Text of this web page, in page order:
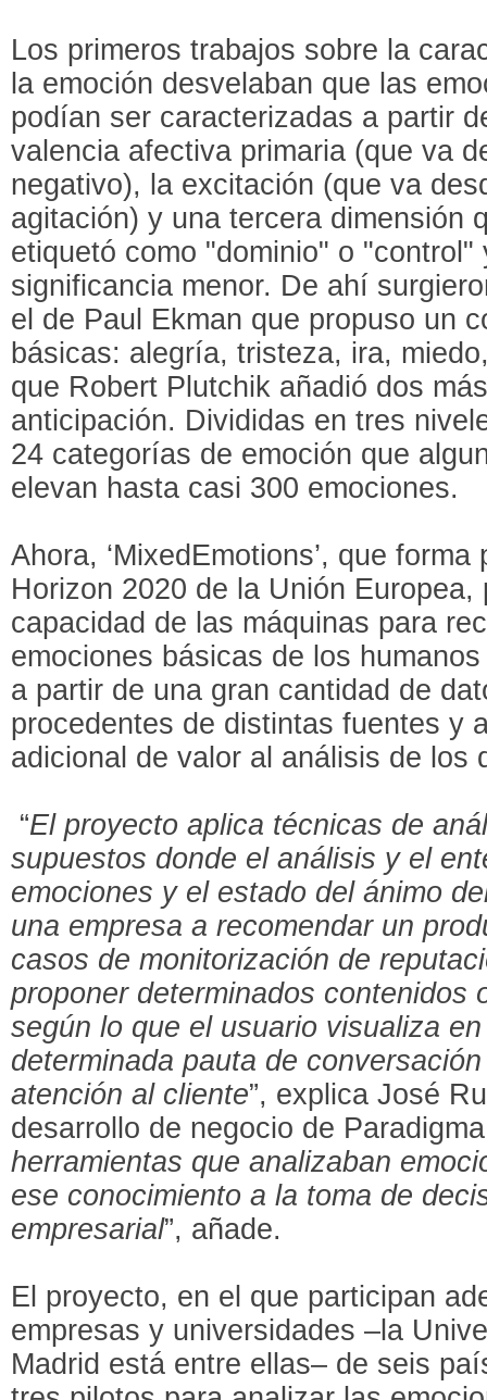
Los primeros trabajos sobre la
la emoción desvelaban que las
podían ser caracterizadas a partir
valencia afectiva primaria (que va
negativo), la excitación (que va
agitación) y una tercera dimensión
etiquetó como "dominio" o "control"
significancia menor. De ahí
el de Paul Ekman que propuso un
básicas: alegría, tristeza, ira,
que Robert Plutchik añadió dos
anticipación. Divididas en tres
24 categorías de emoción que
elevan hasta casi 300 emociones.
Ahora, ‘MixedEmotions’, que
Horizon 2020 de la Unión
capacidad de las máquinas para
emociones básicas de los
a partir de una gran cantidad de
procedentes de distintas fuentes y
adicional de valor al análisis de los
“El proyecto aplica técnicas de
supuestos donde el análisis y el
emociones y el estado del ánimo
una empresa a recomendar un
casos de monitorización de
proponer determinados contenidos
según lo que el usuario visualiza
determinada pauta de
atención al cliente”, explica José
desarrollo de negocio de
herramientas que analizaban
ese conocimiento a la toma de
empresarial”, añade.
El proyecto, en el que participan
empresas y universidades –la
Madrid está entre ellas– de seis